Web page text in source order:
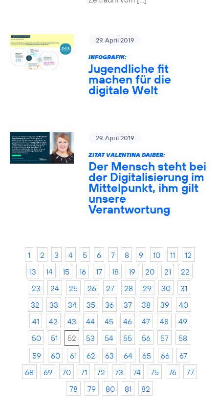
29. April 2019
INFOGRAFIK:
Jugendliche fit
machen für die
digitale Welt
29. April 2019
ZITAT VALENTINA DAIBER:
Der Mensch steht bei
der Digitalisierung im
Mittelpunkt, ihm gilt
unsere
Verantwortung
1 2 3 4 5 6 7 8 9 10 11
12
13
14 15 16 17 18 19 20 21
22
23
24 25 26 27 28 29 30
31
32
33 34 35 36 37 38 39
40
41
42 43 44 45 46 47 48
49
50
51 52 53 54 55 56 57
58
59
60 61 62 63 64 65 66
67
68
69 70 71 72 73 74 75 76
77
78
79 80 81 82